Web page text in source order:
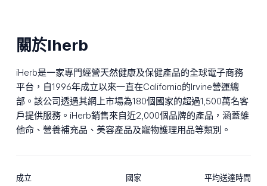
關於Iherb
iHerb是一家專門經營天然健康及保健產品的全球電子商務
平台，自1996年成立以來一直在California的Irvine營運總
部。該公司透過其網上市場為180個國家的超過1,500萬名客
戶提供服務。iHerb銷售來自近2,000個品牌的產品，涵蓋維
他命、營養補充品、美容產品及寵物護理用品等類別。
成立 國家 平均送達時間